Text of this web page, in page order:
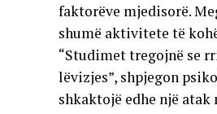
faktorëve mjedisorë.
shumë aktivitete të
“Studimet tregojnë se
lëvizjes”, shpjegon
shkaktojë edhe një atak